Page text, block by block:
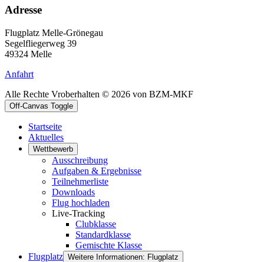
Adresse
Flugplatz Melle-Grönegau
Segelfliegerweg 39
49324 Melle
Anfahrt
Alle Rechte Vroberhalten © 2026 von BZM-MKF
Off-Canvas Toggle
Startseite
Aktuelles
Wettbewerb
Ausschreibung
Aufgaben & Ergebnisse
Teilnehmerliste
Downloads
Flug hochladen
Live-Tracking
Clubklasse
Standardklasse
Gemischte Klasse
Flugplatz Weitere Informationen: Flugplatz